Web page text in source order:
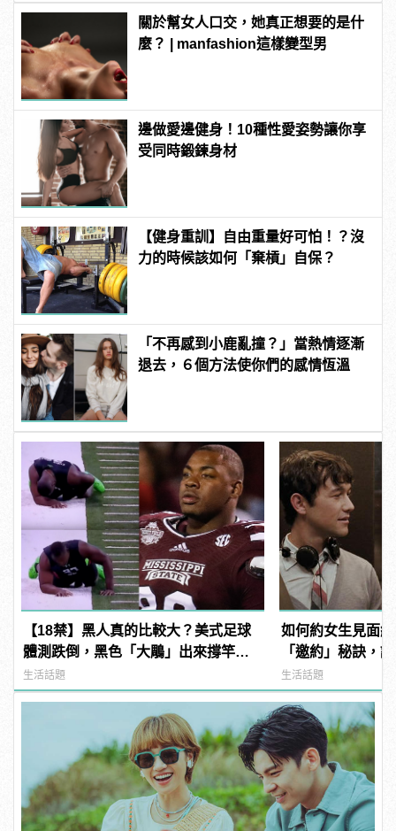
關於幫女人口交，她真正想要的是什
麼？ | manfashion這樣變型男
邊做愛邊健身！10種性愛姿勢讓你享
受同時鍛鍊身材
【健身重訓】自由重量好可怕！？沒
力的時候該如何「棄槓」自保？
「不再感到小鹿亂撞？」當熱情逐漸
退去，６個方法使你們的感情恆溫
【18禁】黑人真的比較大？美式足球
體測跌倒，黑色「大鵰」出來撐竿
跳！
生活話題
如何約女生見面
「邀約」秘訣，
到她！
生活話題